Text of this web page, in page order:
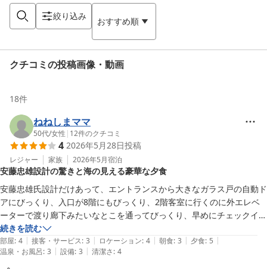
絞り込み おすすめ順
クチコミの投稿画像・動画
18件
ねねしまママ
50代/女性 | 12件のクチコミ
4 2026年5月28日投稿
レジャー 家族 2026年5月宿泊
安藤忠雄設計の驚きと海の見える豪華な夕食
安藤忠雄氏設計だけあって、エントランスから大きなガラス戸の自動ド
アにびっくり、入口が8階にもびっくり、2階客室に行くのに外エレベ
ーターで渡り廊下みたいなとこを通ってびっくり、早めにチェックイン
してホテル内を散策しました。無駄を省いたシンプルなお部屋でとても
清潔感がありました。夕食はとても豪華で美味しくて、大きな窓から暮
れていく海を眺めながらゆっくり食事を楽しめました。コンクリート造
続きを読む
部屋: 4 | 接客・サービス: 3 | ロケーション: 4 | 朝食: 3 | 夕食: 5 |
温泉・お風呂: 3 | 設備: 3 | 清潔さ: 4